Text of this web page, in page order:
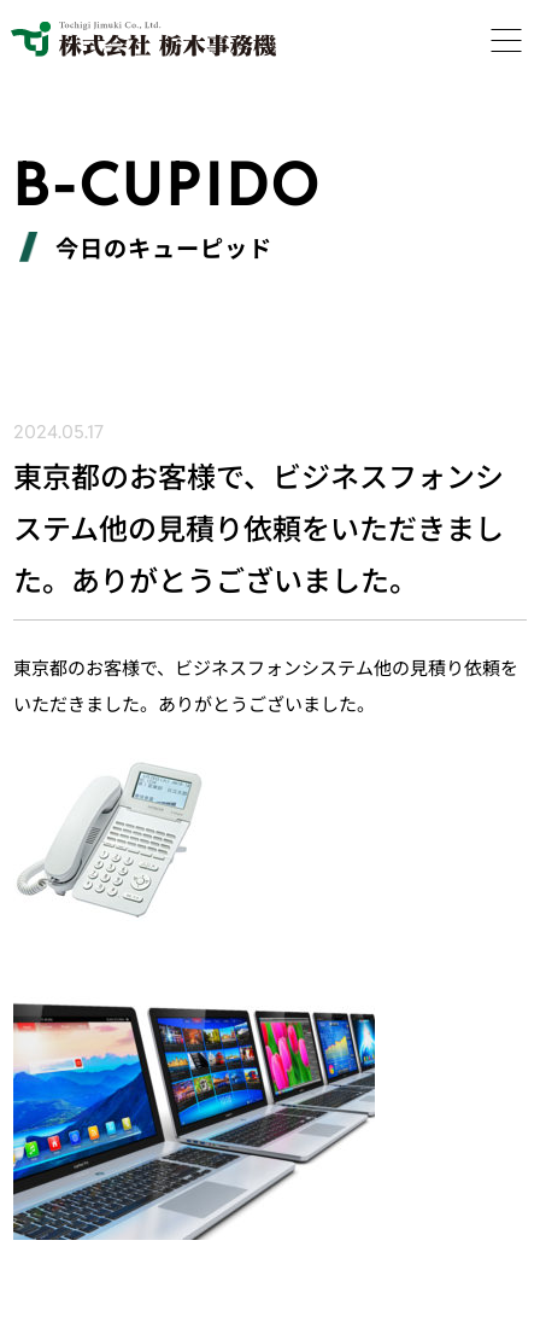
B-CUPIDO
今日のキューピッド
2024.05.17
東京都のお客様で、ビジネスフォンシ
ステム他の見積り依頼をいただきまし
た。ありがとうございました。
東京都のお客様で、ビジネスフォンシステム他の見積り依頼を
いただきました。ありがとうございました。